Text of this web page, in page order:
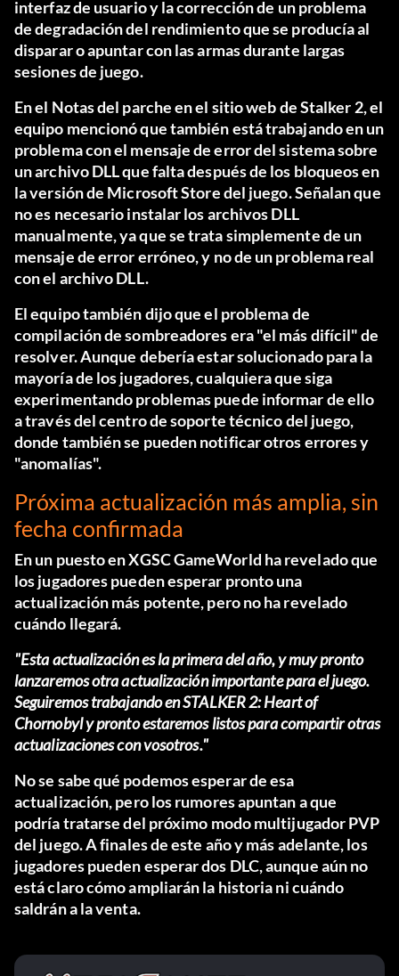
interfaz de usuario y la corrección de un problema
de degradación del rendimiento que se producía al
disparar o apuntar con las armas durante largas
sesiones de juego.
En el Notas del parcheen el sitio web de Stalker 2, el
equipo mencionó que también está trabajando en un
problema con el mensaje de error del sistema sobre
un archivo DLL que falta después de los bloqueos en
la versión de Microsoft Store del juego. Señalan que
no es necesario instalar los archivos DLL
manualmente, ya que se trata simplemente de un
mensaje de error erróneo, y no de un problema real
con el archivo DLL.
El equipo también dijo que el problema de
compilación de sombreadores era "el más difícil" de
resolver. Aunque debería estar solucionado para la
mayoría de los jugadores, cualquiera que siga
experimentando problemas puede informar de ello
a través del centro de soporte técnico del juego,
donde también se pueden notificar otros errores y
"anomalías".
Próxima actualización más amplia, sin
fecha confirmada
En un puesto en XGSC GameWorld ha revelado que
los jugadores pueden esperar pronto una
actualización más potente, pero no ha revelado
cuándo llegará.
"Esta actualización es la primera del año, y muy pronto
lanzaremos otra actualización importante para el juego.
Seguiremos trabajando en STALKER 2: Heart of
Chornobyl y pronto estaremos listos para compartir otras
actualizaciones con vosotros."
No se sabe qué podemos esperar de esa
actualización, pero los rumores apuntan a que
podría tratarse del próximo modo multijugador PVP
del juego. A finales de este año y más adelante, los
jugadores pueden esperar dos DLC, aunque aún no
está claro cómo ampliarán la historia ni cuándo
saldrán a la venta.